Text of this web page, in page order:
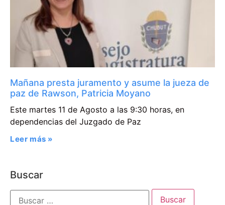
Mañana presta juramento y asume la jueza de
paz de Rawson, Patricia Moyano
Este martes 11 de Agosto a las 9:30 horas, en
dependencias del Juzgado de Paz
Leer más »
Buscar